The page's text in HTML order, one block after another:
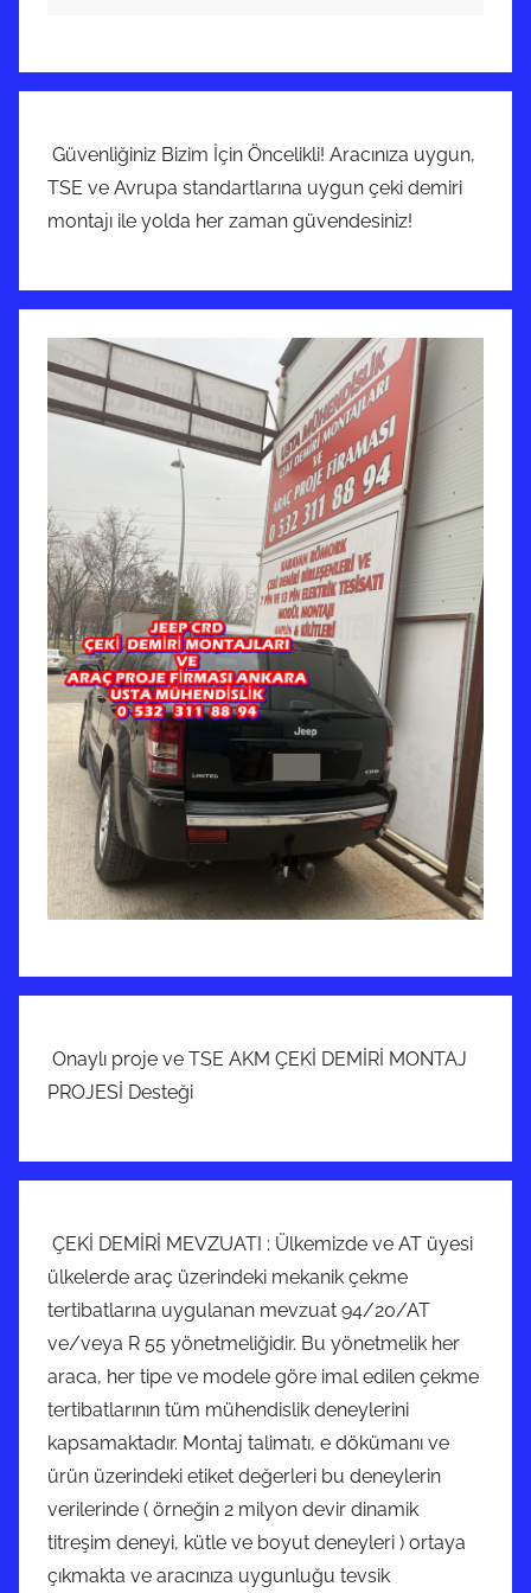
Güvenliğiniz Bizim İçin Öncelikli! Aracınıza uygun,
TSE ve Avrupa standartlarına uygun çeki demiri
montajı ile yolda her zaman güvendesiniz!
Onaylı proje ve TSE AKM ÇEKİ DEMİRİ MONTAJ
PROJESİ Desteği
ÇEKİ DEMİRİ MEVZUATI : Ülkemizde ve AT üyesi
ülkelerde araç üzerindeki mekanik çekme
tertibatlarına uygulanan mevzuat 94/20/AT
ve/veya R 55 yönetmeliğidir. Bu yönetmelik her
araca, her tipe ve modele göre imal edilen çekme
tertibatlarının tüm mühendislik deneylerini
kapsamaktadır. Montaj talimatı, e dökümanı ve
ürün üzerindeki etiket değerleri bu deneylerin
verilerinde ( örneğin 2 milyon devir dinamik
titreşim deneyi, kütle ve boyut deneyleri ) ortaya
çıkmakta ve aracınıza uygunluğu tevsik